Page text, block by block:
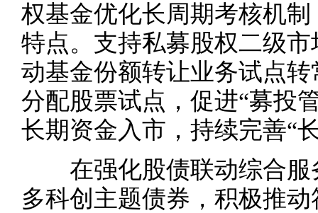
权基金优化长周期考核机
特点。支持私募股权二级
动基金份额转让业务试点
分配股票试点，促进“募投
长期资金入市，持续完善“
在强化股债联动综合服
多科创主题债券，积极推